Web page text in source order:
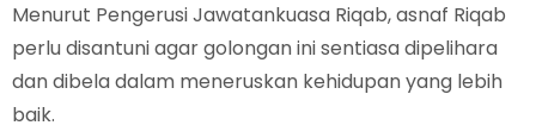
Menurut Pengerusi Jawatankuasa Riqab, asnaf Riqab
perlu disantuni agar golongan ini sentiasa dipelihara
dan dibela dalam meneruskan kehidupan yang lebih
baik.